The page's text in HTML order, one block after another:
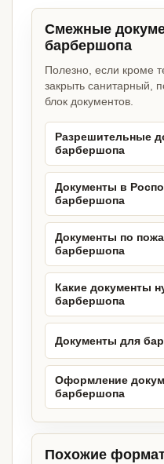
Смежные
барбершопа
Полезно, если кроме
закрыть санитарный,
блок документов.
Разрешительные
барбершопа
Документы в
барбершопа
Документы по
барбершопа
Какие документы
барбершопа
Документы для
Оформление
барбершопа
Похожие